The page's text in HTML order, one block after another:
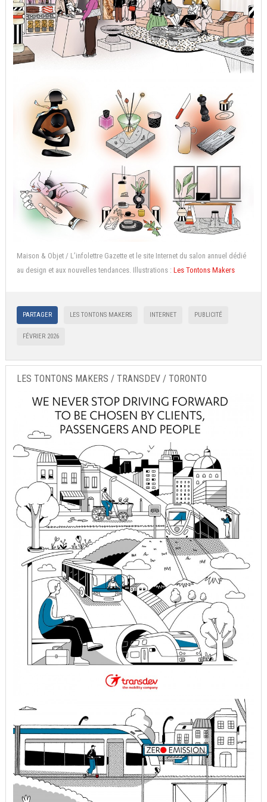
Maison & Objet / L’infolettre Gazette et le site Internet du salon annuel dédié
au design et aux nouvelles tendances. Illustrations : Les Tontons Makers
PARTAGER LES TONTONS MAKERS INTERNET PUBLICITÉ
FÉVRIER 2026
LES TONTONS MAKERS / TRANSDEV / TORONTO